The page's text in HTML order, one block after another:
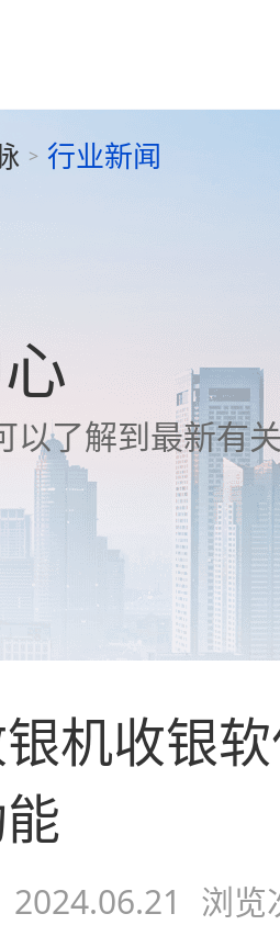
> 行业新闻
以了解到最新有
机收银
2024.06.21 浏览